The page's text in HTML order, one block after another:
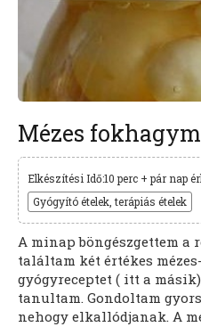
Mézes
Elkészítési Idő:10 perc + pár nap
Gyógyító ételek, terápiás ételek
A minap böngészgettem a
találtam két értékes
gyógyreceptet ( itt a
tanultam. Gondoltam
nehogy elkallódjanak. A